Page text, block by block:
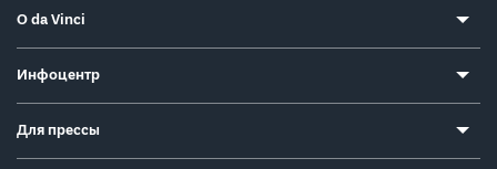
О da Vinci
Инфоцентр
Для прессы